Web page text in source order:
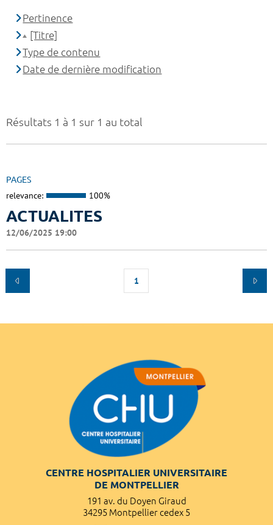
Résultats 1 à 1 sur 1 au total
PAGES
relevance: 100%
ACTUALITES
12/06/2025 19:00
1
Pertinence
[Titre]
Type de contenu
Date de dernière modification
CENTRE HOSPITALIER UNIVERSITAIRE
DE MONTPELLIER
191 av. du Doyen Giraud
34295 Montpellier cedex 5